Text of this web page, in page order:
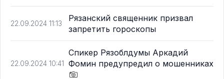
22.09.2024 11:13
Рязанский священник призвал
запретить гороскопы
22.09.2024 10:41
Спикер Рязоблдумы Аркадий
Фомин предупредил о мошенниках